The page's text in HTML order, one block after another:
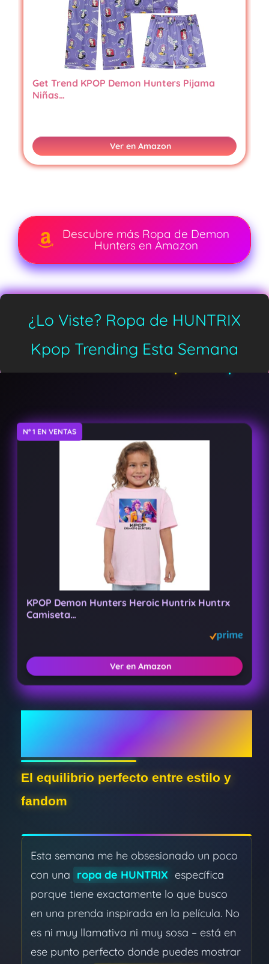
Get Trend KPOP Demon Hunters Pijama
Niñas…
Ver en Amazon
Descubre más Ropa de Demon
Hunters en Amazon
¿Lo Viste? Ropa de HUNTRIX
Kpop Trending Esta Semana
Nº 1 EN VENTAS
KPOP Demon Hunters Heroic Huntrix Huntrx
Camiseta…
Ver en Amazon
Obsesión de la
Semana
El equilibrio perfecto entre estilo y
fandom
Esta semana me he obsesionado un poco
con una ropa de HUNTRIX específica
porque tiene exactamente lo que busco
en una prenda inspirada en la película. No
es ni muy llamativa ni muy sosa – está en
ese punto perfecto donde puedes mostrar